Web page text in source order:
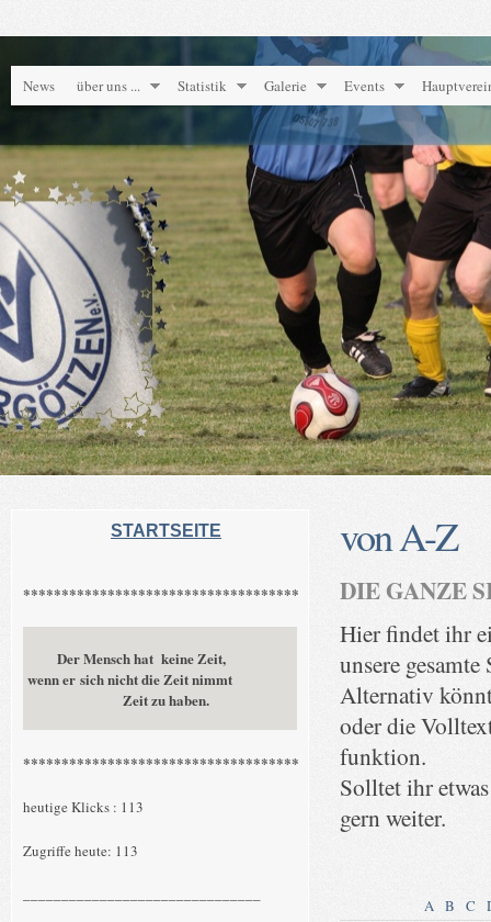
News über uns ... Statistik Galerie Events
von A-Z
DIE GANZE
Hier findet ihr
unsere gesamte
Alternativ
oder die
funktion.
Solltet ihr
gern weiter.
A B C
STARTSEITE
************************************
Der Mensch hat keine Zeit,
wenn er sich nicht die Zeit nimmt
Zeit zu haben.
************************************
heutige Klicks : 113
Zugriffe heute: 113